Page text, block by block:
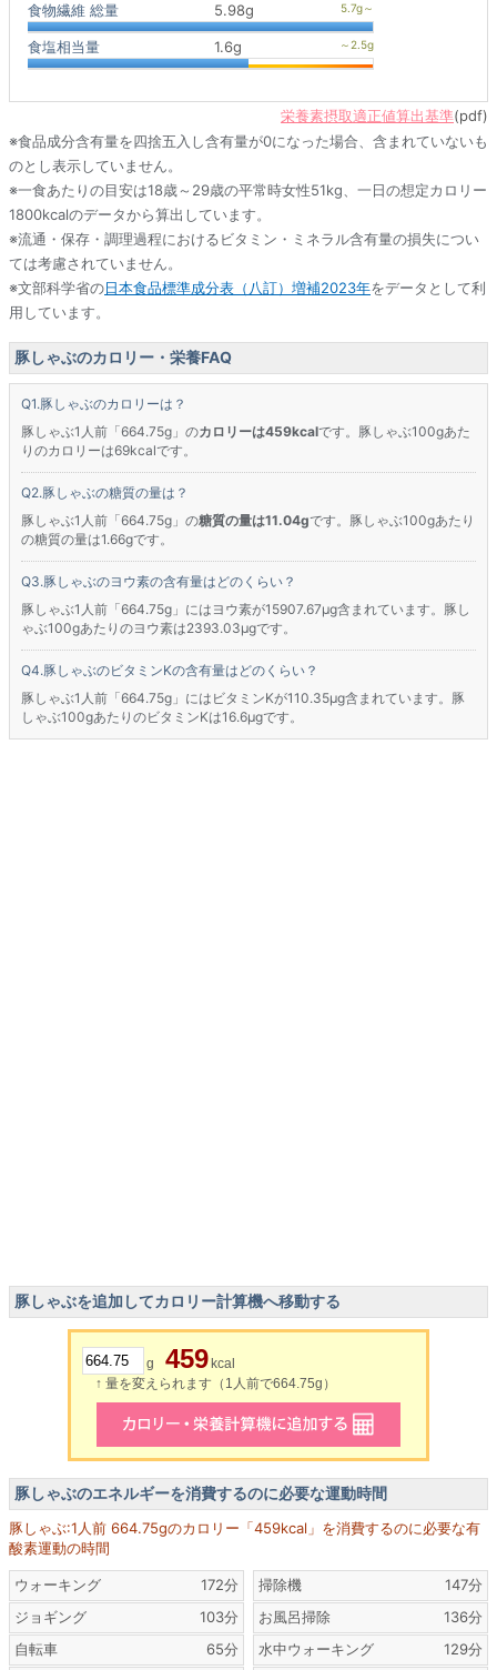
食物繊維 総量 5.98g
食塩相当量 1.6g
栄養素摂取適正値算出基準(pdf)
※食品成分含有量を四捨五入し含有量が0になった場合、含まれていないも
のとし表示していません。
※一食あたりの目安は18歳～29歳の平常時女性51kg、一日の想定カロリー
1800kcalのデータから算出しています。
※流通・保存・調理過程におけるビタミン・ミネラル含有量の損失につい
ては考慮されていません。
※文部科学省の日本食品標準成分表（八訂）増補2023年をデータとして利
用しています。
豚しゃぶのカロリー・栄養FAQ
豚しゃぶのカロリーは？
豚しゃぶ1人前「664.75g」のカロリーは459kcalです。豚しゃぶ100gあた
りのカロリーは69kcalです。
豚しゃぶの糖質の量は？
豚しゃぶ1人前「664.75g」の糖質の量は11.04gです。豚しゃぶ100gあたり
の糖質の量は1.66gです。
豚しゃぶのヨウ素の含有量はどのくらい？
豚しゃぶ1人前「664.75g」にはヨウ素が15907.67μg含まれています。豚し
ゃぶ100gあたりのヨウ素は2393.03μgです。
豚しゃぶのビタミンKの含有量はどのくらい？
豚しゃぶ1人前「664.75g」にはビタミンKが110.35μg含まれています。豚
しゃぶ100gあたりのビタミンKは16.6μgです。
豚しゃぶを追加してカロリー計算機へ移動する
g 459 kcal
↑ 量を変えられます（1人前で664.75g）
豚しゃぶのエネルギーを消費するのに必要な運動時間
豚しゃぶ:1人前 664.75gのカロリー「459kcal」を消費するのに必要な有
酸素運動の時間
ウォーキング
172分
ジョギング
103分
自転車
65分
掃除機
147分
お風呂掃除
136分
水中ウォーキング
129分